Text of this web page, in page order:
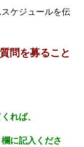
ケジュールを伝
問を募ること
れば、
に記入くださ